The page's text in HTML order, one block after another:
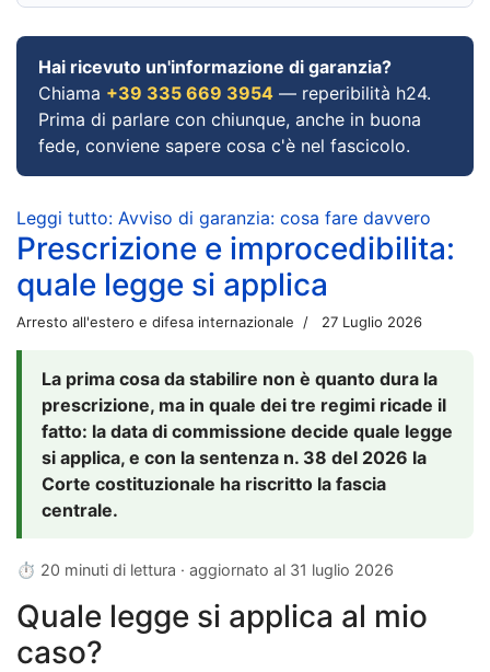
Hai ricevuto un'informazione di garanzia?
Chiama +39 335 669 3954 — reperibilità h24.
Prima di parlare con chiunque, anche in buona
fede, conviene sapere cosa c'è nel fascicolo.
Leggi tutto: Avviso di garanzia: cosa fare davvero
Prescrizione e improcedibilita:
quale legge si applica
Arresto all'estero e difesa internazionale 27 Luglio 2026
La prima cosa da stabilire non è quanto dura la
prescrizione, ma in quale dei tre regimi ricade il
fatto: la data di commissione decide quale legge
si applica, e con la sentenza n. 38 del 2026 la
Corte costituzionale ha riscritto la fascia
centrale.
⏱ 20 minuti di lettura · aggiornato al 31 luglio 2026
Quale legge si applica al mio
caso?